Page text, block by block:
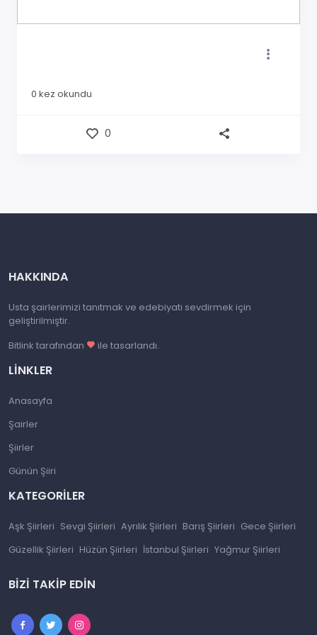
0 kez okundu
0
HAKKINDA
Usta şairlerimizi tanıtmak ve edebiyatı sevdirmek için
geliştirilmiştir.
Bitlink tarafından
ile tasarlandı.
LINKLER
Anasayfa
Şairler
Şiirler
Günün Şiiri
KATEGORILER
Aşk Şiirleri Sevgi Şiirleri Ayrılık Şiirleri Barış Şiirleri Gece Şiirleri
Güzellik Şiirleri Hüzün Şiirleri İstanbul Şiirleri Yağmur Şiirleri
BIZI TAKIP EDIN